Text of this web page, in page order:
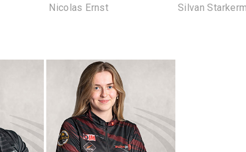
Nicolas Ernst Silvan